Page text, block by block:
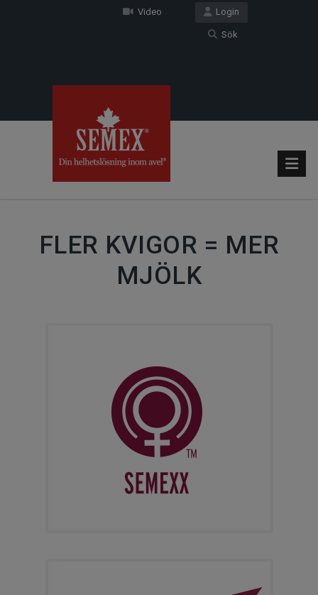
Login
Video
Sök
FLER KVIGOR = MER
MJÖLK